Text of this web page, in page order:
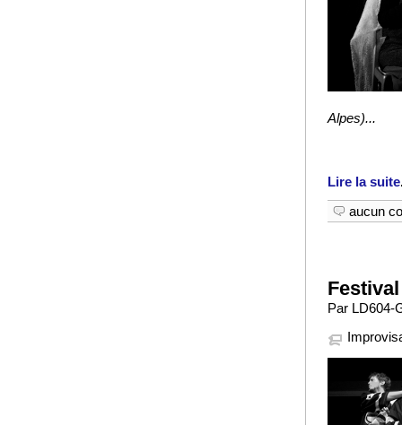
Alpes)...
Lire la suite
aucun
Par LD604-